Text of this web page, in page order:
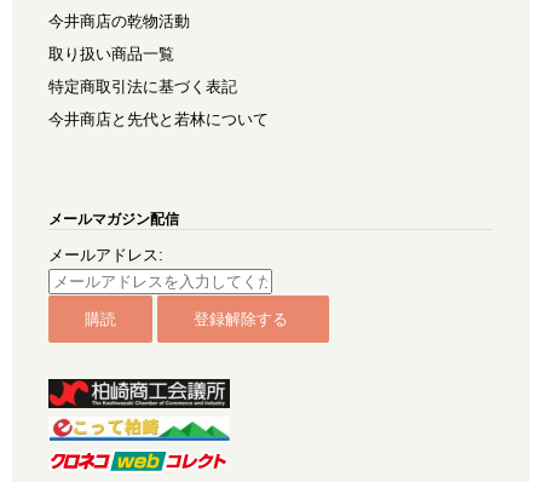
今井商店の乾物活動
取り扱い商品一覧
特定商取引法に基づく表記
今井商店と先代と若林について
メールマガジン配信
メールアドレス: